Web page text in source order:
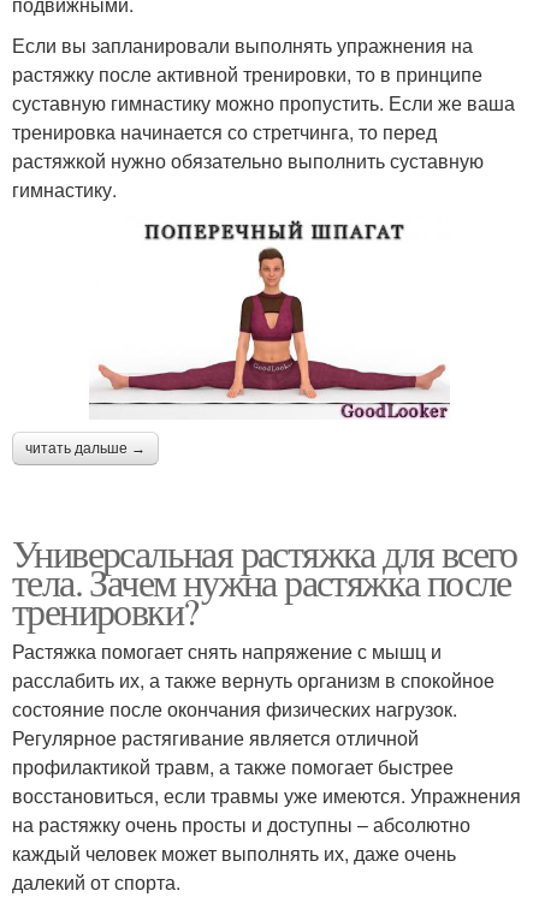
Если вы запланировали выполнять упражнения на
растяжку после активной тренировки, то в принципе
суставную гимнастику можно пропустить. Если же ваша
тренировка начинается со стретчинга, то перед
растяжкой нужно обязательно выполнить суставную
гимнастику.
читать дальше →
Универсальная растяжка для всего
тела. Зачем нужна растяжка после
тренировки?
Растяжка помогает снять напряжение с мышц и
расслабить их, а также вернуть организм в спокойное
состояние после окончания физических нагрузок.
Регулярное растягивание является отличной
профилактикой травм, а также помогает быстрее
восстановиться, если травмы уже имеются. Упражнения
на растяжку очень просты и доступны – абсолютно
каждый человек может выполнять их, даже очень
далекий от спорта.